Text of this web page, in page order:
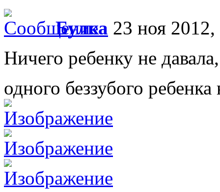
Булка 23 ноя
Ничего ребенку не
одного беззубого